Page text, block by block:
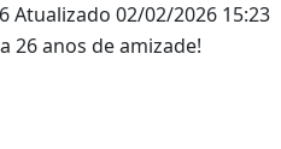
Atualizado 02/02/2026 15:23